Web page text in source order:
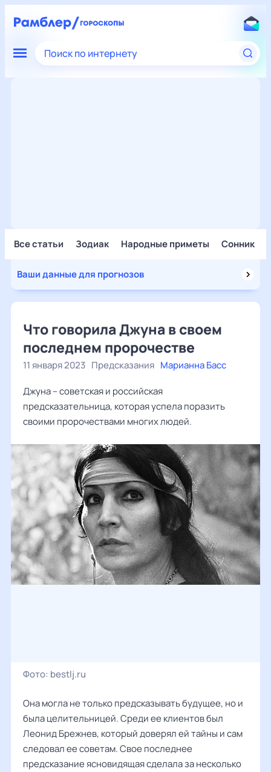
Поиск по интернету
Все статьи Зодиак Народные приметы Сонник
Ваши данные для прогнозов
Что говорила Джуна в своем
последнем пророчестве
11 января 2023 Предсказания Марианна Басс
Джуна – советская и российская
предсказательница, которая успела поразить
своими пророчествами многих людей.
Фото: bestlj.ru
Она могла не только предсказывать будущее, но и
была целительницей. Среди ее клиентов был
Леонид Брежнев, который доверял ей тайны и сам
следовал ее советам. Свое последнее
предсказание ясновидящая сделала за несколько